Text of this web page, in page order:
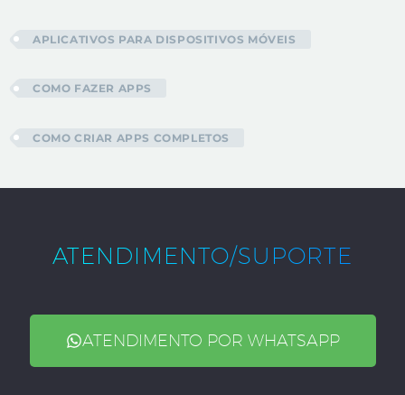
APLICATIVOS PARA DISPOSITIVOS MÓVEIS
COMO FAZER APPS
COMO CRIAR APPS COMPLETOS
ATENDIMENTO/SUPORTE
ATENDIMENTO POR WHATSAPP